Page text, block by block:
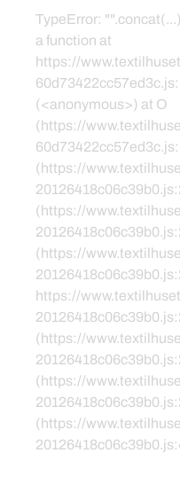
TypeError:
a function at
https://
(<anonymous>) at O
(https://
(https://
(https://
(https://
https://
(https://
(https://
(https://